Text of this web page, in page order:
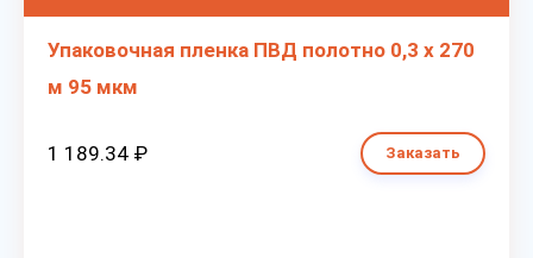
Упаковочная пленка ПВД полотно 0,3 х 270
м 95 мкм
1 189.34 ₽ Заказать